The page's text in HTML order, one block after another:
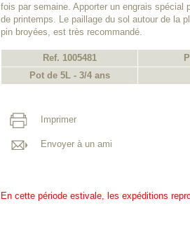
fois par semaine. Apporter un engrais spécial
de printemps. Le paillage du sol autour de la
pin broyées, est très recommandé.
Ref. 1005481
Pot de 5L - 3/4 ans
Imprimer
Envoyer à un ami
En cette période estivale, les expéditions